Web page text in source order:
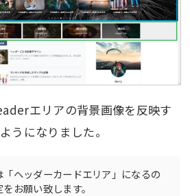
エリアの背景画像を反映す
うになりました。
ヘッダーカードエリア」になるの
お願い致します。